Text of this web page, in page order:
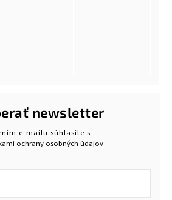
newsletter
e-mailu súhlasíte s
ochrany osobných údajov